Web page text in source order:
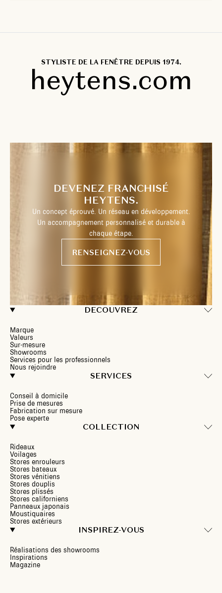
STYLISTE DE LA FENÊTRE DEPUIS 1974.
heytens.com
DECOUVREZ
Marque
Valeurs
Sur-mesure
Showrooms
Services pour les professionnels
Nous rejoindre
SERVICES
Conseil à domicile
Prise de mesures
Fabrication sur mesure
Pose experte
COLLECTION
Rideaux
Voilages
Stores enrouleurs
Stores bateaux
Stores vénitiens
Stores douplis
Stores plissés
Stores californiens
Panneaux japonais
Moustiquaires
Stores extérieurs
INSPIREZ-VOUS
Réalisations des showrooms
Inspirations
Magazine
DEVENEZ FRANCHISÉ
HEYTENS.
Un concept éprouvé. Un réseau en développement.
Un accompagnement personnalisé et durable à
chaque étape.
RENSEIGNEZ-VOUS